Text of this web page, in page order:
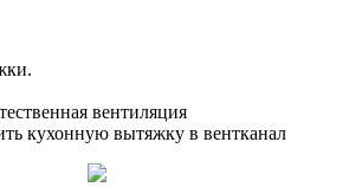
вентиляция
кухонную вытяжку в вентканал